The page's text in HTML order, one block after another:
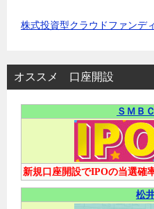
株式投資型クラウドファンデ
オススメ 口座開設
ＳＭＢ
新規口座開設でIPOの当選確
松